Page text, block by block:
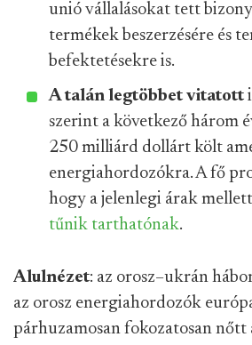
unió vállalásokat tett
termékek beszerzésére és
befektetésekre is.
A talán legtöbbet vitatott
szerint a következő három
250 milliárd dollárt költ
energiahordozókra. A fő
hogy a jelenlegi árak
tűnik tarthatónak.
Alulnézet: az orosz–ukrán
az orosz energiahordozók
párhuzamosan fokozatosan nőtt